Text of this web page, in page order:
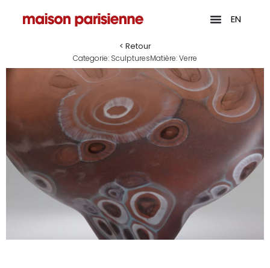
EN
< Retour
Categorie: SculpturesMatière:Verre